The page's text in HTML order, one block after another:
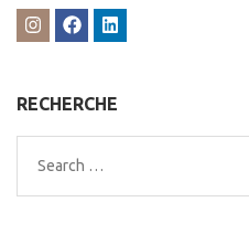
RECHERCHE
Search
for: